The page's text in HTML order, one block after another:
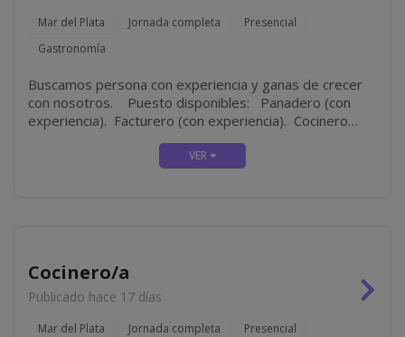
Mar del Plata Jornada completa
Presencial
Gastronomía
Buscamos persona con experiencia y ganas de crecer
con nosotros. Puesto disponibles: Panadero (con
experiencia). Facturero (con experiencia). Cocinero
Cocinero/a
Publicado hace 17 días
Mar del Plata Jornada completa
Presencial